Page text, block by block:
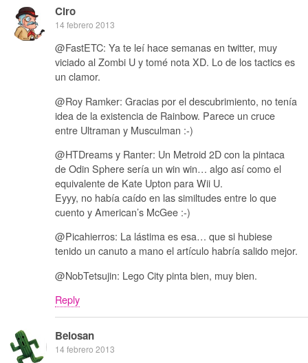
Ciro
14 febrero 2013
@FastETC: Ya te leí hace semanas en twitter, muy
viciado al Zombi U y tomé nota XD. Lo de los tactics es
un clamor.
@Roy Ramker: Gracias por el descubrimiento, no tenía
idea de la existencia de Rainbow. Parece un cruce
entre Ultraman y Musculman :-)
@HTDreams y Ranter: Un Metroid 2D con la pintaca
de Odin Sphere sería un win win… algo así como el
equivalente de Kate Upton para Wii U.
Eyyy, no había caído en las similtudes entre lo que
cuento y American’s McGee :-)
@Picahierros: La lástima es esa… que si hubiese
tenido un canuto a mano el artículo habría salido mejor.
@NobTetsujin: Lego City pinta bien, muy bien.
Reply
Belosan
14 febrero 2013